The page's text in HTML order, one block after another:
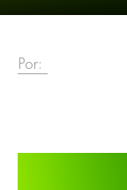
Por: